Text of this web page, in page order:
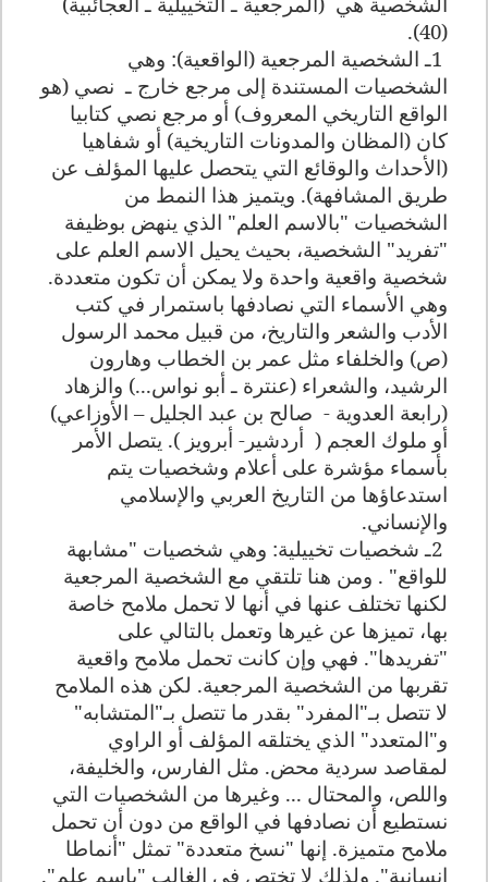
(40)
.
1ـ الشخصية المرجعية (الواقعية): وهي
الشخصيات المستندة إلى مرجع خارج ـ نصي (هو
الواقع التاريخي المعروف) أو مرجع نصي كتابيا
كان (المظان والمدونات التاريخية) أو شفاهيا
(الأحداث والوقائع التي يتحصل عليها المؤلف عن
طريق المشافهة). ويتميز هذا النمط من
الشخصيات "بالاسم العلم" الذي ينهض بوظيفة
"تفريد" الشخصية، بحيث يحيل الاسم العلم على
شخصية واقعية واحدة ولا يمكن أن تكون متعددة.
وهي الأسماء التي نصادفها باستمرار في كتب
الأدب والشعر والتاريخ، من قبيل محمد الرسول
(ص) والخلفاء مثل عمر بن الخطاب وهارون
الرشيد، والشعراء (عنترة ـ أبو نواس...) والزهاد
(رابعة العدوية - صالح بن عبد الجليل – الأوزاعي)
أو ملوك العجم ( أردشير- أبرويز ). يتصل الأمر
بأسماء مؤشرة على أعلام وشخصيات يتم
استدعاؤها من التاريخ العربي والإسلامي
والإنساني.
2ـ شخصيات تخييلية: وهي شخصيات "مشابهة
للواقع" . ومن هنا تلتقي مع الشخصية المرجعية
لكنها تختلف عنها في أنها لا تحمل ملامح خاصة
بها، تميزها عن غيرها وتعمل بالتالي على
"تفريدها". فهي وإن كانت تحمل ملامح واقعية
تقربها من الشخصية المرجعية. لكن هذه الملامح
لا تتصل بـ"المفرد" بقدر ما تتصل بـ"المتشابه"
و"المتعدد" الذي يختلقه المؤلف أو الراوي
لمقاصد سردية محض. مثل الفارس، والخليفة،
واللص، والمحتال ... وغيرها من الشخصيات التي
نستطيع أن نصادفها في الواقع من دون أن تحمل
ملامح متميزة. إنها "نسخ متعددة" تمثل "أنماطا
إنسانية". ولذلك لا تختص في الغالب "باسم علم".